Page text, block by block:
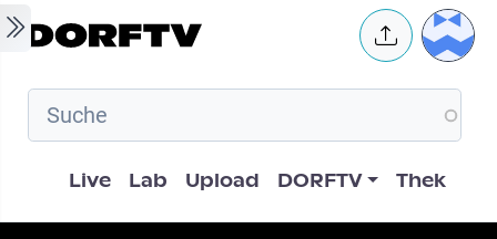
Skip to main content User
Hauptnavigation
Live Lab Upload DORFTV Thek